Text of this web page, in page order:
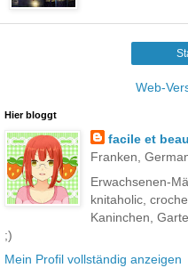
Web-
Hier bloggt
facile et
Franken,
Erwachsenen-
knitaholic,
Kaninchen,
;)
Mein Profil vollständig anzeigen